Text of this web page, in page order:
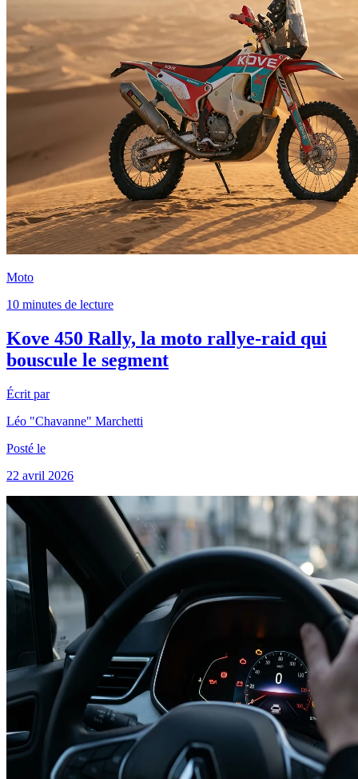
Moto
10 minutes de lecture
Kove 450 Rally, la moto rallye-raid qui
bouscule le segment
Écrit par
Léo "Chavanne" Marchetti
Posté le
22 avril 2026